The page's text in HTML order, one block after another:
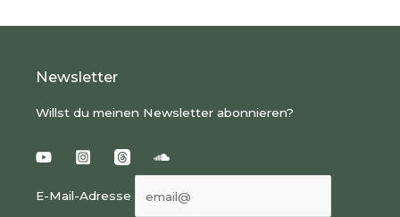
Newsletter
Willst du meinen Newsletter abonnieren?
E-Mail-Adresse